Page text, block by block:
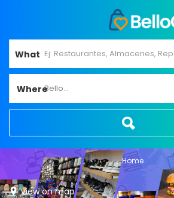
What
WhereBello...
Home
View on map